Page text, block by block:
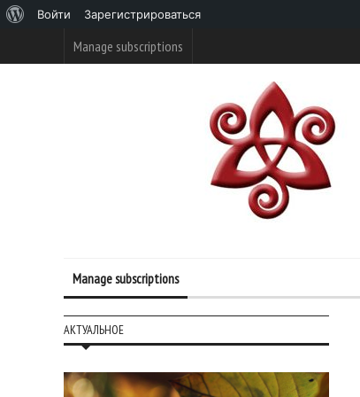
Manage subscriptions
Manage subscriptions
АКТУАЛЬНОЕ
WordPress
Войти Зарегистрироваться